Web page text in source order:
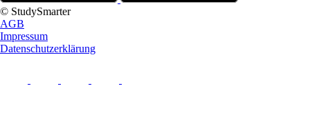
© StudySmarter
AGB
Impressum
Datenschutzerklärung